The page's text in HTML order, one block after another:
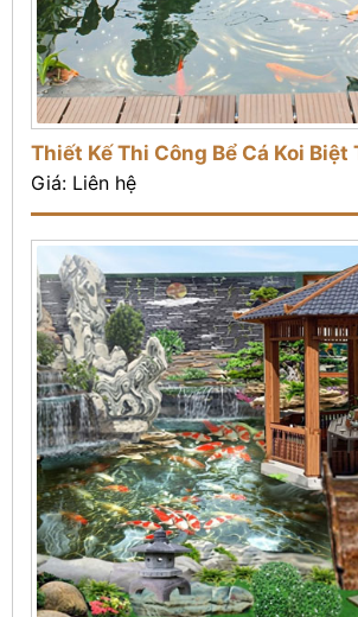
Thiết Kế Thi Công Bể Cá Koi Biệt
Giá: Liên hệ